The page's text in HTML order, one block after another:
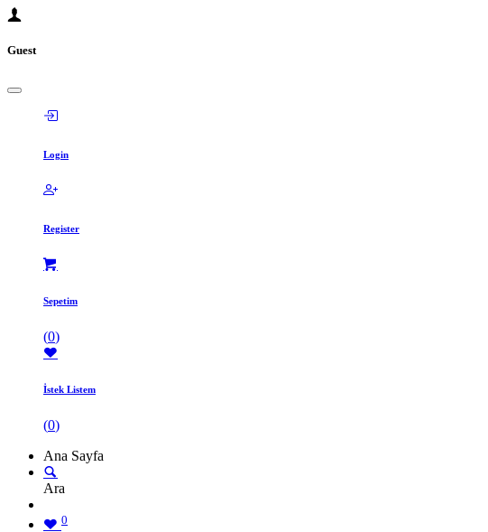
Guest
Login
Register
Sepetim
(0)
İstek Listem
(0)
Ana Sayfa
Ara
0